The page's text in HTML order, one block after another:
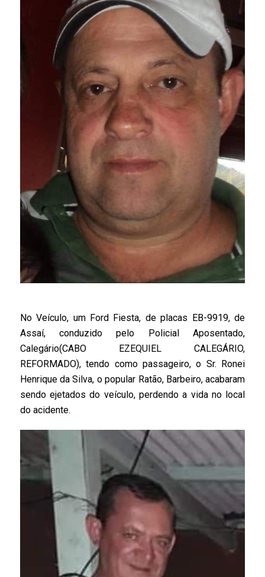
No Veículo, um Ford Fiesta, de placas EB-9919, de
Assaí, conduzido pelo Policial Aposentado,
Calegário(CABO EZEQUIEL CALEGÁRIO,
REFORMADO), tendo como passageiro, o Sr. Ronei
Henrique da Silva, o popular Ratão, Barbeiro, acabaram
sendo ejetados do veículo, perdendo a vida no local
do acidente.